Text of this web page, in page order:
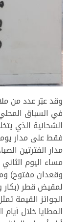
.
وقد عبّر عدد من
في السباق
الشحانية الذي
وقعدان مفتوح)
لمقيض قطر (بكار
الجوائز القيمة
المطايا خلال